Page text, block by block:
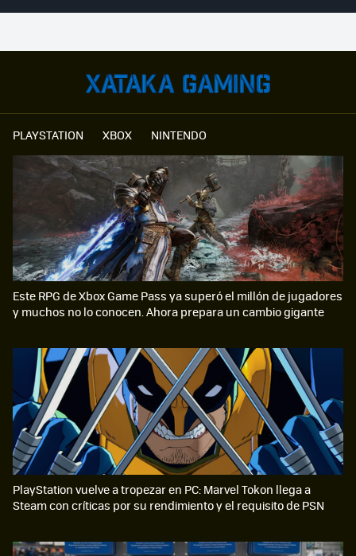
PLAYSTATION XBOX NINTENDO
Este RPG de Xbox Game Pass ya superó el millón de jugadores
y muchos no lo conocen. Ahora prepara un cambio gigante
PlayStation vuelve a tropezar en PC: Marvel Tokon llega a
Steam con críticas por su rendimiento y el requisito de PSN